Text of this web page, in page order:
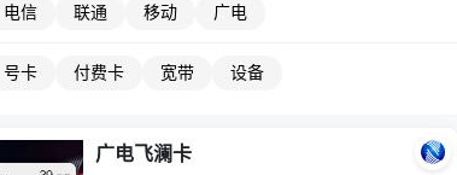
电信 联通 移动 广电
号卡 付费卡 宽带 设备
广电飞澜卡